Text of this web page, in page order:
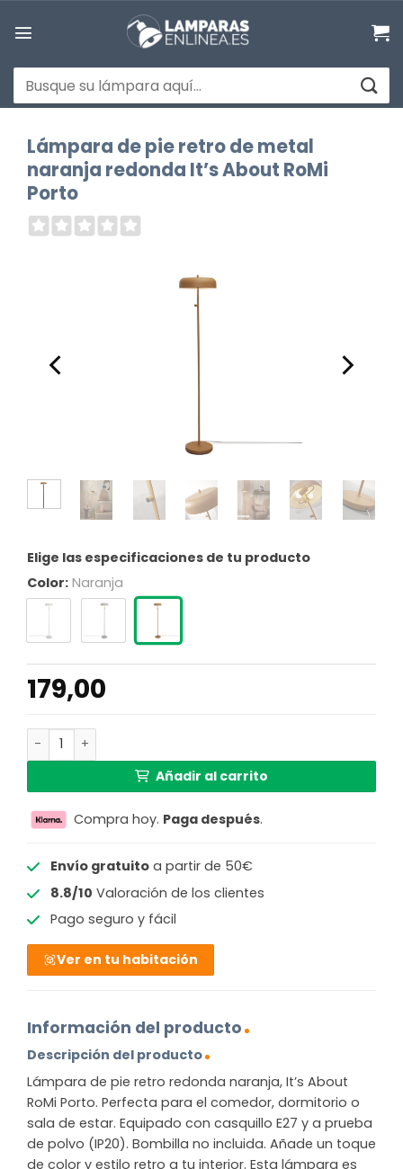
Buscar
por:
Lámpara de pie retro de metal
naranja redonda It’s About RoMi
Porto
Elige las especificaciones de tu producto
Color: Naranja
179,00
Lámpara de pie retro de metal naranja redonda It's
Añadir al carrito
Compra hoy. Paga después.
Envío gratuitoa partir de 50€
8.8/10 Valoración de los clientes
Pago seguro y fácil
Ver en tu habitación
Información del producto
Descripción del producto
Lámpara de pie retro redonda naranja, It’s About
RoMi Porto. Perfecta para el comedor, dormitorio o
sala de estar. Equipado con casquillo E27 y a prueba
de polvo (IP20). Bombilla no incluida. Añade un toque
de color y estilo retro a tu interior. Esta lámpara es